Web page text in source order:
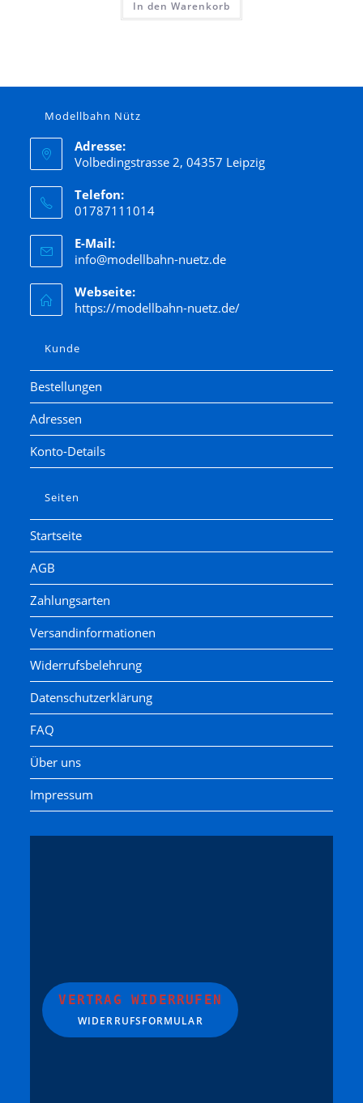
In den Warenkorb
Modellbahn Nütz
Adresse:
Volbedingstrasse 2, 04357 Leipzig
Telefon:
01787111014
E-Mail:
info@modellbahn-nuetz.de
Webseite:
https://modellbahn-nuetz.de/
Kunde
Bestellungen
Adressen
Konto-Details
Seiten
Startseite
AGB
Zahlungsarten
Versandinformationen
Widerrufsbelehrung
Datenschutzerklärung
FAQ
Über uns
Impressum
VERTRAG WIDERRUFEN
WIDERRUFSFORMULAR